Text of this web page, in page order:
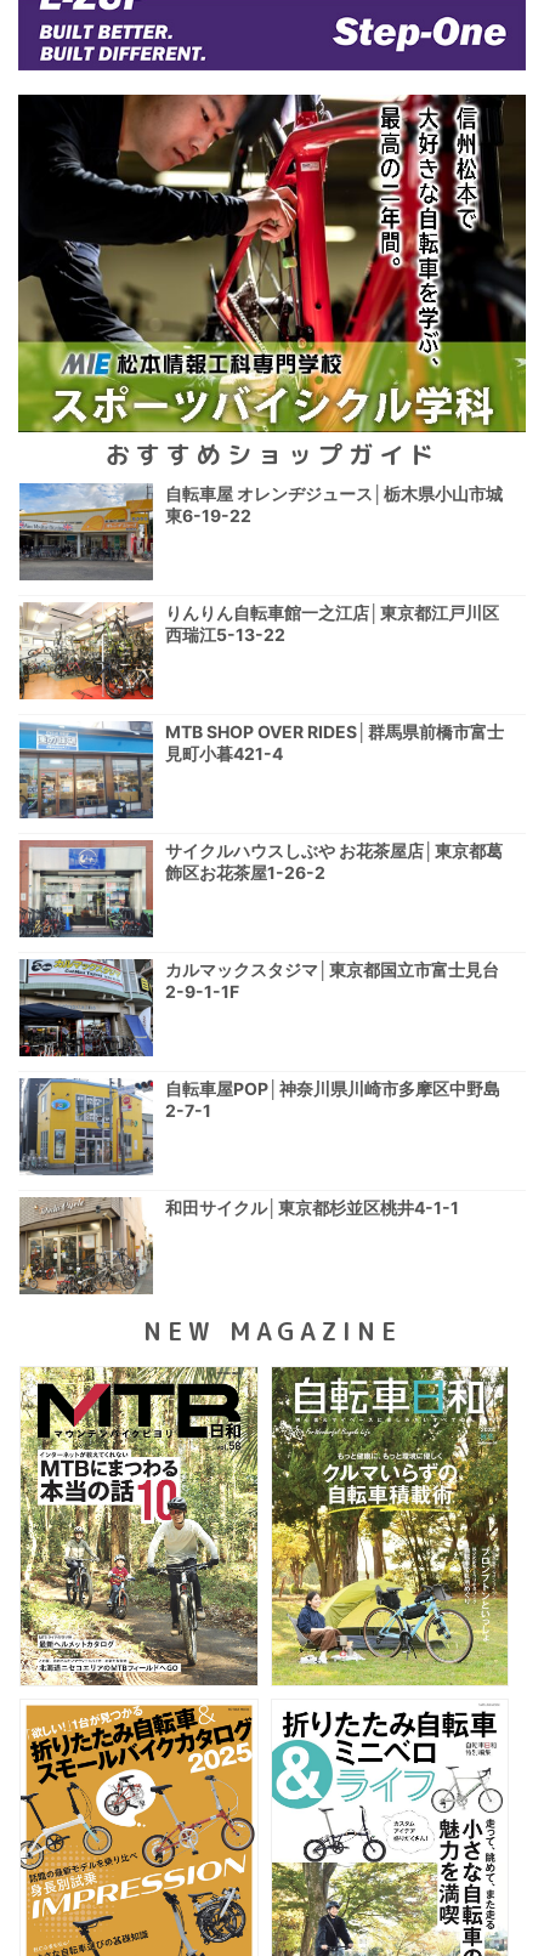
おすすめショップガイド
自転車屋 オレンヂジュース│栃木県小山市城
東6-19-22
りんりん自転車館一之江店│東京都江戸川区
西瑞江5-13-22
MTB SHOP OVER RIDES│群馬県前橋市富士
見町小暮421-4
サイクルハウスしぶや お花茶屋店│東京都葛
飾区お花茶屋1-26-2
カルマックスタジマ│東京都国立市富士見台
2-9-1-1F
自転車屋POP│神奈川県川崎市多摩区中野島
2-7-1
和田サイクル│東京都杉並区桃井4-1-1
NEW MAGAZINE